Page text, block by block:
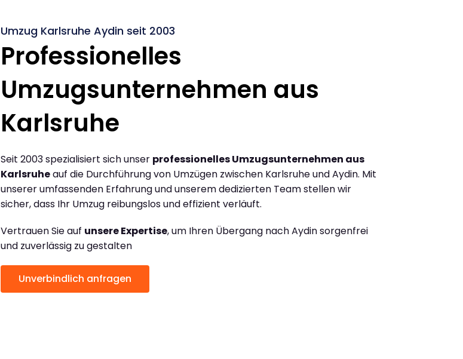
Umzug Karlsruhe Aydin seit 2003
Professionelles
Umzugsunternehmen aus
Karlsruhe
Seit 2003 spezialisiert sich unser professionelles Umzugsunternehmen aus
Karlsruheauf die Durchführung von Umzügen zwischen Karlsruhe und Aydin. Mit
unserer umfassenden Erfahrung und unserem dedizierten Team stellen wir
sicher, dass Ihr Umzug reibungslos und effizient verläuft.
Vertrauen Sie auf unsere Expertise, um Ihren Übergang nach Aydin sorgenfrei
und zuverlässig zu gestalten
Unverbindlich anfragen